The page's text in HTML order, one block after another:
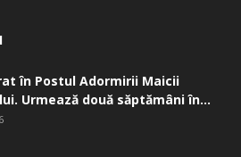
în Postul Adormirii Maicii
Urmează două săptămâni în...